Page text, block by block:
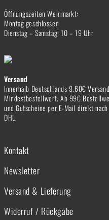
Öffnungszeiten Weinmarkt:
Montag geschlossen
Dienstag – Samstag: 10 – 19 Uhr
Versand
Innerhalb Deutschlands 9,60€
Mindestbestellwert. Ab 99€
und Gutscheine per E-Mail direkt
DHL.
Kontakt
Newsletter
Versand & Lieferung
Widerruf / Rückgabe